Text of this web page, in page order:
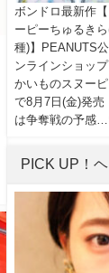
ボンドロ最新作【
ーピーちゅるき
種)】PEANUTS
ンラインショッ
かいものスヌーピ
で8月7日(金)発売
は争奪戦の予感
PICK UP！